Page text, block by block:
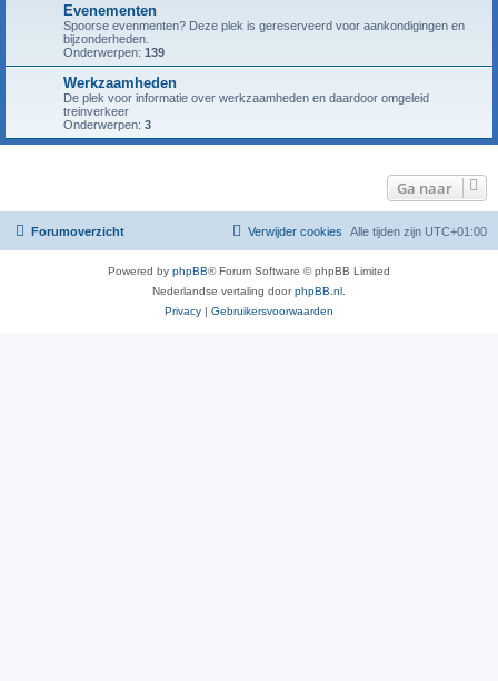
Evenementen
Spoorse evenmenten? Deze plek is gereserveerd voor aankondigingen en
bijzonderheden.
Onderwerpen: 139
Werkzaamheden
De plek voor informatie over werkzaamheden en daardoor omgeleid
treinverkeer
Onderwerpen: 3
Ga naar
Forumoverzicht Alle tijden zijn UTC+01:00
Verwijder cookies
Powered by phpBB® Forum Software © phpBB Limited
Nederlandse vertaling doorphpBB.nl
Privacy | Gebruikersvoorwaarden